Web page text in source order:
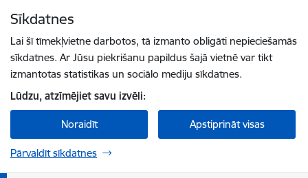
Sīkdatnes
Lai šī tīmekļvietne darbotos, tā izmanto obligāti nepieciešamās
sīkdatnes. Ar Jūsu piekrišanu papildus šajā vietnē var tikt
izmantotas statistikas un sociālo mediju sīkdatnes.
Lūdzu, atzīmējiet savu izvēli:
Noraidīt Apstiprināt visas
Pārvaldīt sīkdatnes